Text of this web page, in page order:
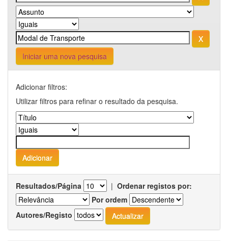
Iniciar uma nova pesquisa
Adicionar filtros:
Utilizar filtros para refinar o resultado da pesquisa.
Resultados/Página | Ordenar registos por:
Por ordem
Autores/Registo